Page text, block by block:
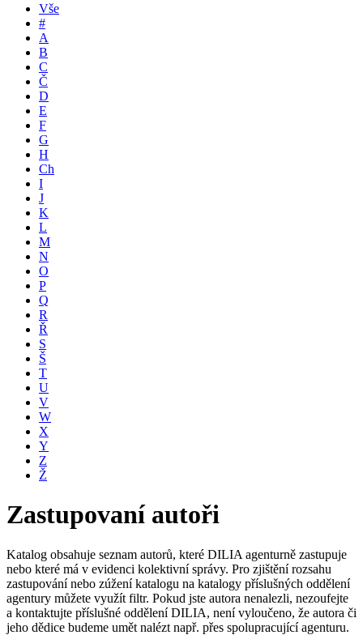
Vše
#
A
B
C
Č
D
E
F
G
H
Ch
I
J
K
L
M
N
O
P
Q
R
Ř
S
Š
T
U
V
W
X
Y
Z
Ž
Zastupovaní autoři
Katalog obsahuje seznam autorů, které DILIA agenturně zastupuje
nebo které má v evidenci kolektivní správy. Pro zjištění rozsahu
zastupování nebo zúžení katalogu na katalogy příslušných oddělení
agentury můžete využít filtr. Pokud jste autora nenalezli, nezoufejte
a kontaktujte příslušné oddělení DILIA, není vyloučeno, že autora či
jeho dědice budeme umět nalézt např. přes spolupracující agenturu.